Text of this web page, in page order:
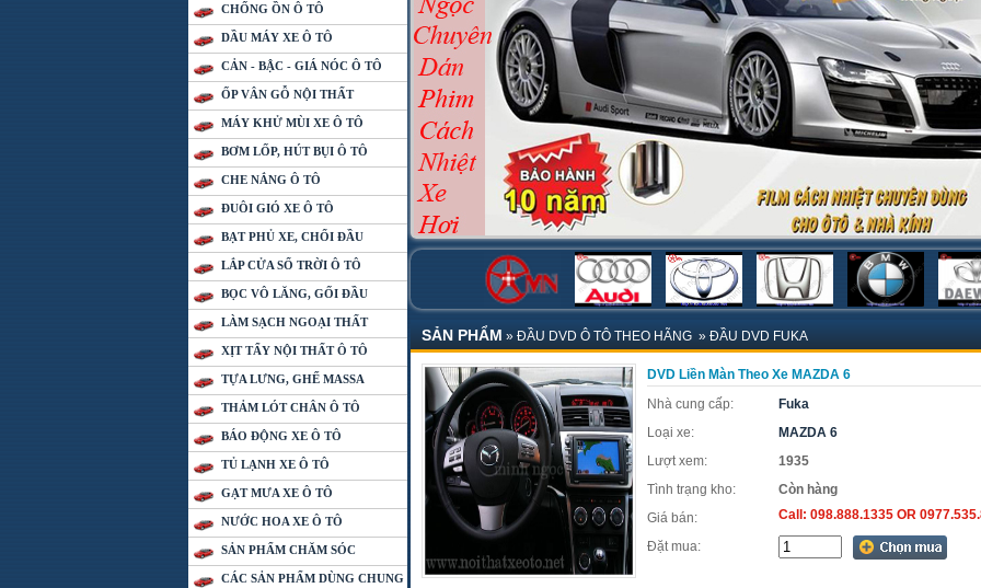
CHỐNG ỒN Ô TÔ
DẦU MÁY XE Ô TÔ
CẢN - BẬC - GIÁ NÓC Ô TÔ
ỐP VÂN GỖ NỘI THẤT
MÁY KHỬ MÙI XE Ô TÔ
BƠM LỐP, HÚT BỤI Ô TÔ
CHE NẮNG Ô TÔ
ĐUÔI GIÓ XE Ô TÔ
BẠT PHỦ XE, CHỔI ĐẦU
LẮP CỬA SỔ TRỜI Ô TÔ
BỌC VÔ LĂNG, GỐI ĐẦU
LÀM SẠCH NGOẠI THẤT
XỊT TẨY NỘI THẤT Ô TÔ
TỰA LƯNG, GHẾ MASSA
THẢM LÓT CHÂN Ô TÔ
BÁO ĐỘNG XE Ô TÔ
TỦ LẠNH XE Ô TÔ
GẠT MƯA XE Ô TÔ
NƯỚC HOA XE Ô TÔ
SẢN PHẨM CHĂM SÓC
CÁC SẢN PHẨM DÙNG CHUNG
SẢN PHẨM » ĐẦU DVD Ô TÔ THEO HÃNG » ĐẦU DVD FUKA
DVD Liền Màn Theo Xe MAZDA 6
Nhà cung cấp:
Fuka
Loại xe:
MAZDA 6
Lượt xem:
1935
Tình trạng kho:
Còn hàng
Giá bán:
Call: 098.888.1335 OR
Đặt mua: